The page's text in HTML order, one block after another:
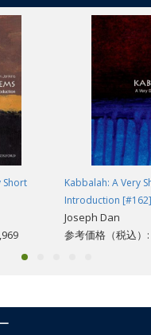
Short
Kabbalah: A Very
Introduction [#162]
Joseph Dan
参考価格（税込）